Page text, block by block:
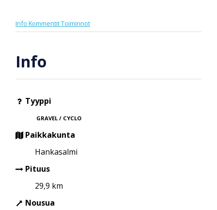
Info KommentitToiminnot
Info
Tyyppi
GRAVEL / CYCLO
Paikkakunta
Hankasalmi
Pituus
29,9 km
Nousua